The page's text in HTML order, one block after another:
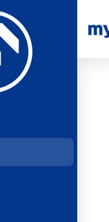
de compétitions